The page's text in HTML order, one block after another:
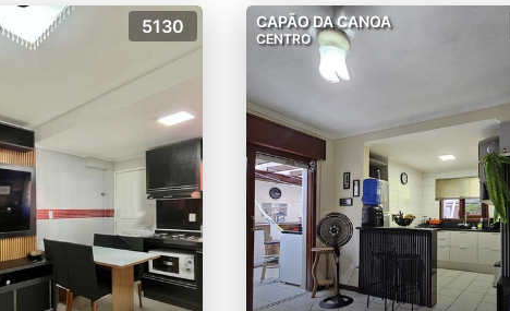
5130 CAPÃO DA CANOA
CENTRO